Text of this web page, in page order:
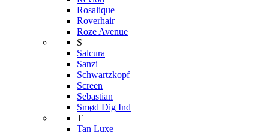
Rosalique
Roverhair
Roze Avenue
S
Salcura
Sanzi
Schwartzkopf
Screen
Sebastian
Smød Dig Ind
T
Tan Luxe